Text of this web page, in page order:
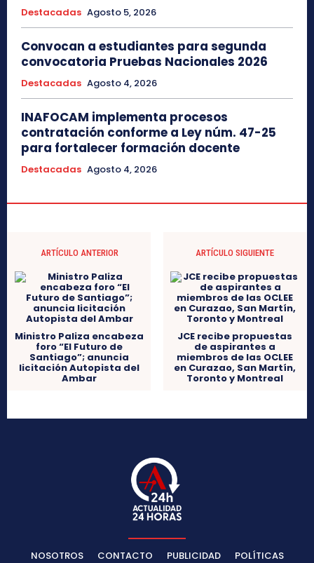
Destacadas Agosto 5, 2026
Convocan a estudiantes para segunda
convocatoria Pruebas Nacionales 2026
Destacadas Agosto 4, 2026
INAFOCAM implementa procesos
contratación conforme a Ley núm. 47-25
para fortalecer formación docente
Destacadas Agosto 4, 2026
ARTÍCULO ANTERIOR
Ministro Paliza encabeza
foro “El Futuro de
Santiago”; anuncia
licitación Autopista del
Ambar
ARTÍCULO SIGUIENTE
JCE recibe propuestas
de aspirantes a
miembros de las OCLEE
en Curazao, San Martín,
Toronto y Montreal
NOSOTROS CONTACTO PUBLICIDAD POLÍTICAS